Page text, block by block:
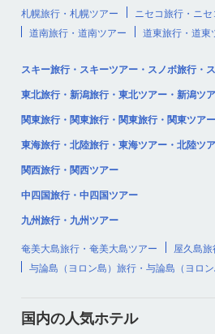
札幌旅行・札幌ツアー
ニセコ旅行・ニセ
道南旅行・道南ツアー
道東旅行・道東
スキー旅行・スキーツアー・スノボ旅行・
東北旅行・新潟旅行・東北ツアー・新潟ツ
関東旅行・関東旅行・関東旅行・関東ツアー
東海旅行・北陸旅行・東海ツアー・北陸ツ
関西旅行・関西ツアー
中四国旅行・中四国ツアー
九州旅行・九州ツアー
奄美大島旅行・奄美大島ツアー
屋久島
与論島（ヨロン島）旅行・与論島（ヨロ
国内の人気ホテル